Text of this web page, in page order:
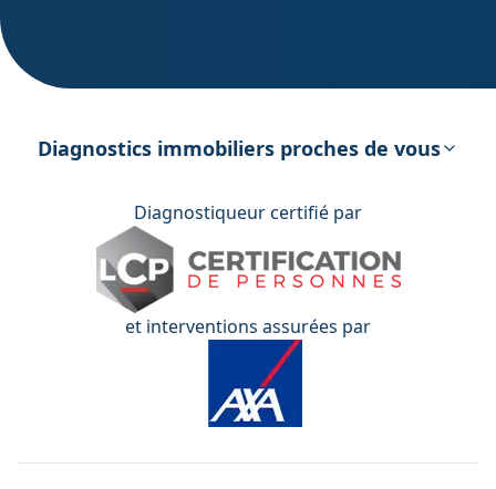
énergétique
Diagnostics immobiliers proches de vous
Diagnostiqueur certifié par
et interventions assurées par